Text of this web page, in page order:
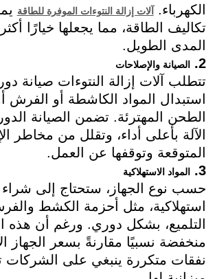
الكهرباء. آلات إزالة النتوءات الموفرة للطاقة
تكاليف الطاقة، مما يجعلها خيارًا
المدى الطويل.
2.
الصيانة والإصلاحات
تتطلب آلات إزالة النتوءات صيانة
استبدال المواد الكاشطة أو الفرش
الطحن المهترئة. تضمن الصيانة
الآلة بأعلى أداء، وتقلل من مخاطر
المتوقعة وتوقفها عن العمل.
3.
المواد الاستهلاكية
حسب نوع الجهاز، ستحتاج إلى شراء
استهلاكية، مثل أحزمة الكشط
التلميع، بشكل دوري. ورغم أن هذه
منخفضة نسبيًا مقارنةً بسعر الجهاز
نفقات متكررة ينبغي على